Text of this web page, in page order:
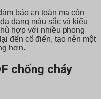
bảo an toàn mà còn
dạng màu sắc và kiểu
hợp với nhiều phong
đến cổ điển, tạo nên một
hơn.
chống cháy